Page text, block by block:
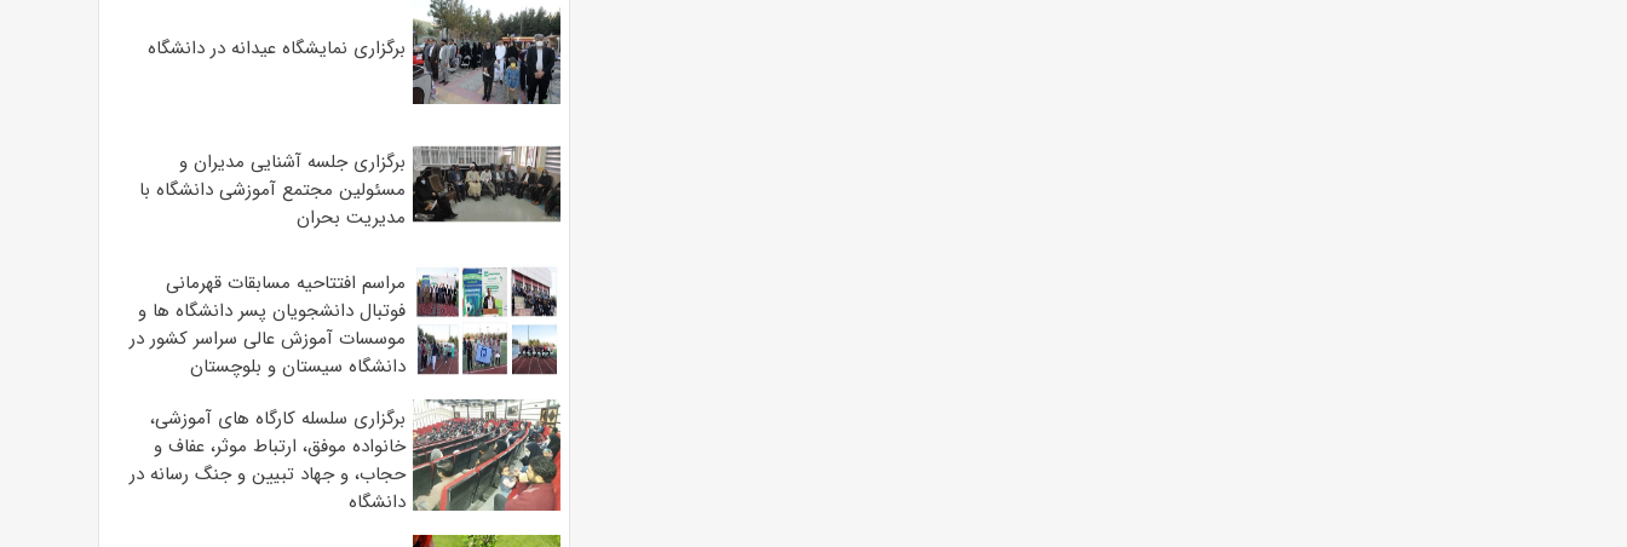
برگزاری نمایشگاه عیدانه در دانشگاه
برگزاری جلسه آشنایی مدیران و
مسئولین مجتمع آموزشی دانشگاه با
مدیریت بحران
مراسم افتتاحیه مسابقات قهرمانی
فوتبال دانشجویان پسر دانشگاه ها و
موسسات آموزش عالی سراسر کشور در
دانشگاه سیستان و بلوچستان
برگزاری سلسله کارگاه های آموزشی،
خانواده موفق، ارتباط موثر، عفاف و
حجاب، و جهاد تبیین و جنگ رسانه در
دانشگاه